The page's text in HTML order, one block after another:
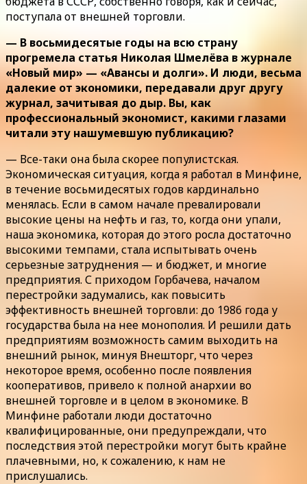
поступала от внешней торговли.
— В восьмидесятые годы на всю страну
прогремела статья Николая Шмелёва в журнале
«Новый мир» — «Авансы и долги». И люди, весьма
далекие от экономики, передавали друг другу
журнал, зачитывая до дыр. Вы, как
профессиональный экономист, какими глазами
читали эту нашумевшую публикацию?
— Все-таки она была скорее популистская.
Экономическая ситуация, когда я работал в Минфине,
в течение восьмидесятых годов кардинально
менялась. Если в самом начале превалировали
высокие цены на нефть и газ, то, когда они упали,
наша экономика, которая до этого росла достаточно
высокими темпами, стала испытывать очень
серьезные затруднения — и бюджет, и многие
предприятия. С приходом Горбачева, началом
перестройки задумались, как повысить
эффективность внешней торговли: до 1986 года у
государства была на нее монополия. И решили дать
предприятиям возможность самим выходить на
внешний рынок, минуя Внешторг, что через
некоторое время, особенно после появления
кооперативов, привело к полной анархии во
внешней торговле и в целом в экономике. В
Минфине работали люди достаточно
квалифицированные, они предупреждали, что
последствия этой перестройки могут быть крайне
плачевными, но, к сожалению, к нам не
прислушались.